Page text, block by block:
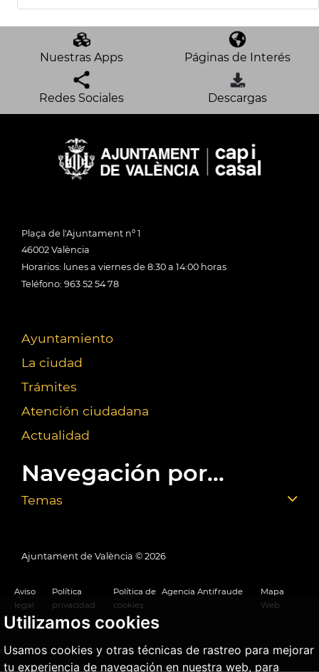
Utilizamos cookies
Usamos cookies y otras técnicas de rastreo para mejorar
tu experiencia de navegación en nuestra web, para
Nuestras Apps Páginas de Interés
Redes Sociales Descargas
Plaça de l'Ajuntament nº 1
46002 València
Horarios: lunes a viernes de 8:30 a 14:00 horas
Teléfono: 963 52 54 78
Ayuntamiento
La ciudad
Trámites
Atención ciudadana
Actualidad
Navegación por...
Temas
Ajuntament de València © 2026
Aviso
legal
Política
privacidad
Política de
cookies
Agencia Antifraude
Mapa
Web